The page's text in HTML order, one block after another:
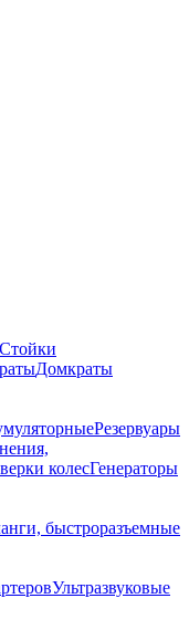
Стойки
Домкраты
Резервуары
колесГенераторы
быстроразъемные
Ультразвуковые